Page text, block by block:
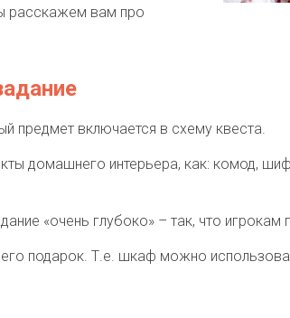
расскажем вам про
предмет включается в схему квеста.
домашнего интерьера, как: комод,
«очень глубоко» – так, что игрокам
подарок. Т.е. шкаф можно